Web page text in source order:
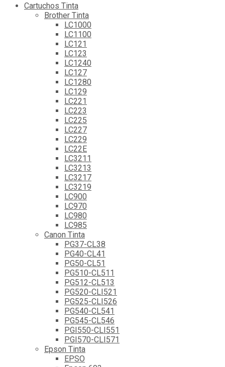
Cartuchos Tinta
Brother Tinta
LC1000
LC1100
LC121
LC123
LC1240
LC127
LC1280
LC129
LC221
LC223
LC225
LC227
LC229
LC22E
LC3211
LC3213
LC3217
LC3219
LC900
LC970
LC980
LC985
Canon Tinta
PG37-CL38
PG40-CL41
PG50-CL51
PG510-CL511
PG512-CL513
PG520-CLI521
PG525-CLI526
PG540-CL541
PG545-CL546
PGI550-CLI551
PGI570-CLI571
Epson Tinta
EPSO